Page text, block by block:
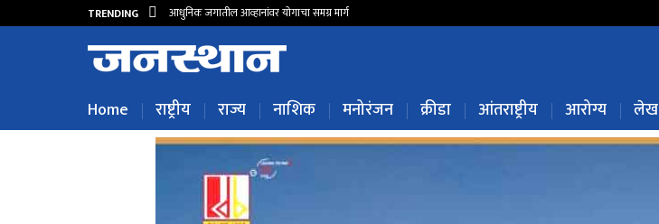
TRENDING आधुनिक जगातील आव्हानांवर योगाचा समग्र मार्ग
Home राष्ट्रीय राज्य नाशिक मनोरंजन क्रीडा आंतराष्ट्रीय आरोग्य लेख